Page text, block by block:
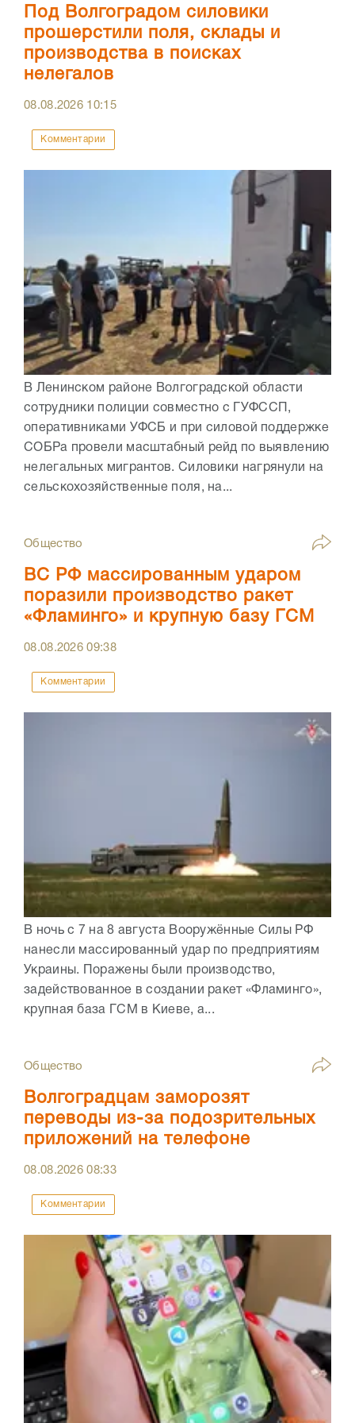
Под Волгоградом силовики
прошерстили поля, склады и
производства в поисках
нелегалов
08.08.2026 10:15
Комментарии
В Ленинском районе Волгоградской области
сотрудники полиции совместно с ГУФССП,
оперативниками УФСБ и при силовой поддержке
СОБРа провели масштабный рейд по выявлению
нелегальных мигрантов. Силовики нагрянули на
сельскохозяйственные поля, на...
Общество
ВС РФ массированным ударом
поразили производство ракет
«Фламинго» и крупную базу ГСМ
08.08.202609:38
Комментарии
В ночь с 7 на 8 августа Вооружённые Силы РФ
нанесли массированный удар по предприятиям
Украины. Поражены были производство,
задействованное в создании ракет «Фламинго»,
крупная база ГСМ в Киеве, а...
Общество
Волгоградцам заморозят
переводы из-за подозрительных
приложений на телефоне
08.08.202608:33
Комментарии